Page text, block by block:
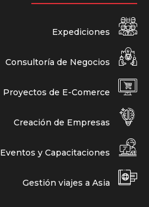
Expediciones
Consultoría de Negocios
Proyectos de E-Comerce
Creación de Empresas
Eventos y Capacitaciones
Gestión viajes a Asia